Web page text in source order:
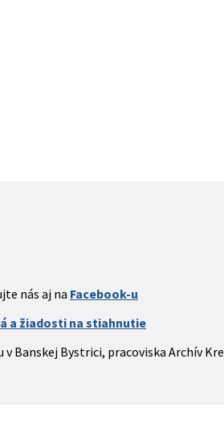
nás aj na Facebook-u
a žiadosti na stiahnutie
Banskej Bystrici, pracoviska Archív